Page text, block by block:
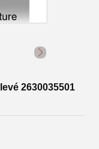
2630035501